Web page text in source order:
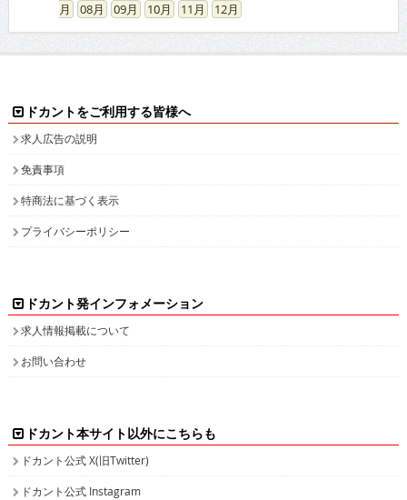
08
09 10 11 12
ドカントをご利用する皆様へ
求人広告の説明
免責事項
特商法に基づく表示
プライバシーポリシー
ドカント発インフォメーション
求人情報掲載について
お問い合わせ
ドカント本サイト以外にこちらも
ドカント公式 X(旧Twitter)
ドカント公式 Instagram